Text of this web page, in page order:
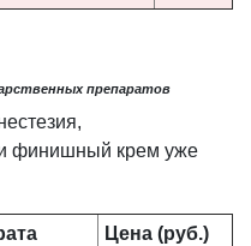
препаратов
финишный крем уже
Цена (руб.)